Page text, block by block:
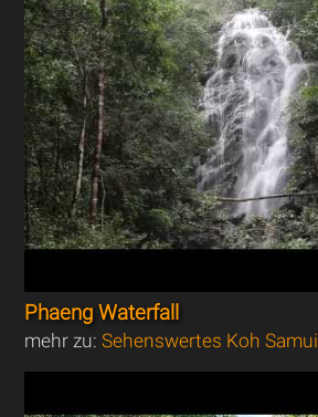
Phaeng Waterfall
mehr zu:Sehenswertes Koh Samui